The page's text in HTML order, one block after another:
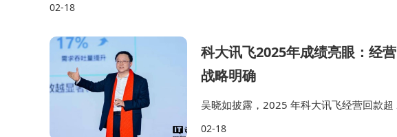
02-18
科大讯飞2025年成绩亮眼：经
战略明确
吴晓如披露，2025 年科大讯飞经营回款
比增长 28%，规模利润同比增长 40% 至
02-18